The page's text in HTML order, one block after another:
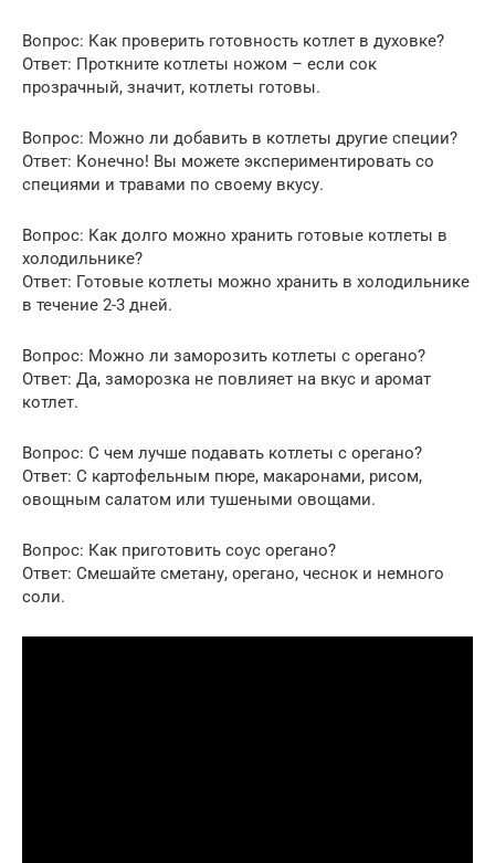
Вопрос: Как проверить готовность котлет в духовке?
Ответ: Проткните котлеты ножом – если сок
прозрачный, значит, котлеты готовы.
Вопрос: Можно ли добавить в котлеты другие специи?
Ответ: Конечно! Вы можете экспериментировать со
специями и травами по своему вкусу.
Вопрос: Как долго можно хранить готовые котлеты в
холодильнике?
Ответ: Готовые котлеты можно хранить в холодильнике
в течение 2-3 дней.
Вопрос: Можно ли заморозить котлеты с орегано?
Ответ: Да, заморозка не повлияет на вкус и аромат
котлет.
Вопрос: С чем лучше подавать котлеты с орегано?
Ответ: С картофельным пюре, макаронами, рисом,
овощным салатом или тушеными овощами.
Вопрос: Как приготовить соус орегано?
Ответ: Смешайте сметану, орегано, чеснок и немного
соли.